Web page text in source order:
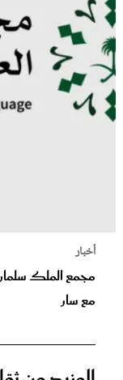
أخبار
مجمع الملك سلمان
مع سار